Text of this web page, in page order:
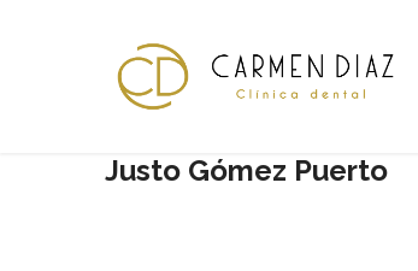
Justo Gómez Puerto